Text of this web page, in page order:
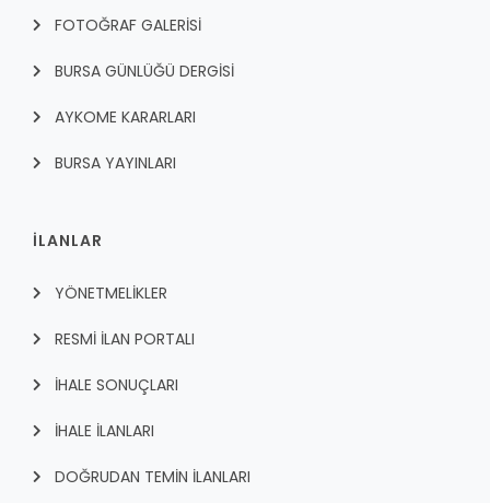
FOTOĞRAF GALERİSİ
BURSA GÜNLÜĞÜ DERGİSİ
AYKOME KARARLARI
BURSA YAYINLARI
İLANLAR
YÖNETMELİKLER
RESMİ İLAN PORTALI
İHALE SONUÇLARI
İHALE İLANLARI
DOĞRUDAN TEMİN İLANLARI